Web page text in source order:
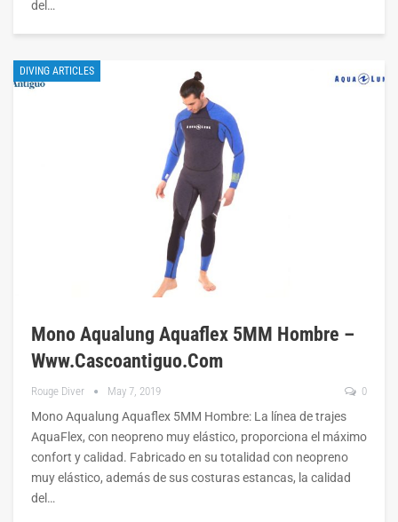
del…
DIVING ARTICLES
Mono Aqualung Aquaflex 5MM Hombre –
Www.cascoantiguo.com
Rouge Diver May 7, 2019 0
Mono Aqualung Aquaflex 5MM Hombre: La línea de trajes
AquaFlex, con neopreno muy elástico, proporciona el máximo
confort y calidad. Fabricado en su totalidad con neopreno
muy elástico, además de sus costuras estancas, la calidad
del…